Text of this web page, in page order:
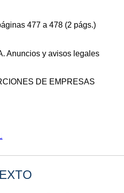
477 a 478 (2 págs.)
Anuncios y avisos legales
DE EMPRESAS